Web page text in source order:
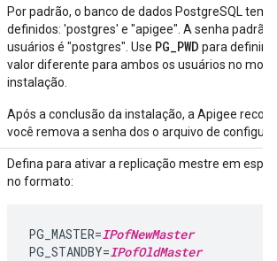
Por padrão, o banco de dados PostgreSQL tem
definidos: 'postgres' e "apigee". A senha padrão
usuários é "postgres". Use PG_PWD para definir
valor diferente para ambos os usuários no
instalação.
Após a conclusão da instalação, a Apigee
você remova a senha dos o arquivo de
Defina para ativar a replicação mestre em
no formato:
PG_MASTER=IPofNewMaster
PG_STANDBY=IPofOldMaster